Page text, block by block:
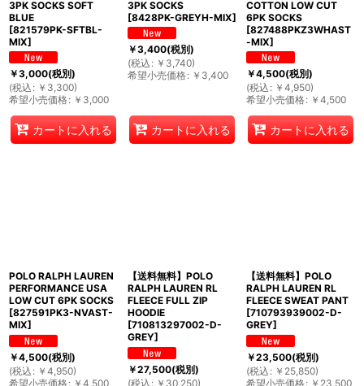
3PK SOCKS SOFT
BLUE
[821579PK-SFTBL-
MIX]
￥3,000(税別)
(税込 : ￥ 3,300)
希望小売価格: ￥ 3,000
カートに入れる
3PK SOCKS
[8428PK-GREYH-MIX]
￥3,400(税別)
(税込 : ￥ 3,740)
希望小売価格: ￥ 3,400
カートに入れる
COTTON LOW CUT
6PK SOCKS
[827488PKZ3WHAST
-MIX]
￥4,500(税別)
(税込 : ￥ 4,950)
希望小売価格: ￥ 4,500
カートに入れる
POLO RALPH LAUREN
PERFORMANCE USA
LOW CUT 6PK SOCKS
[827591PK3-NVAST-
MIX]
￥4,500(税別)
(税込 : ￥ 4,950)
希望小売価格: ￥ 4,500
【送料無料】POLO
RALPH LAUREN RL
FLEECE FULL ZIP
HOODIE
[710813297002-D-
GREY]
￥27,500(税別)
(税込 : ￥ 30,250)
【送料無料】POLO
RALPH LAUREN RL
FLEECE SWEAT PANT
[710793939002-D-
GREY]
￥23,500(税別)
(税込 : ￥ 25,850)
希望小売価格: ￥ 23,500